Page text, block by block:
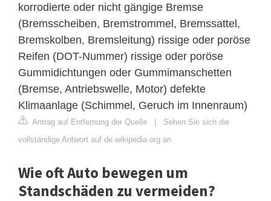
korrodierte oder nicht gängige Bremse
(Bremsscheiben, Bremstrommel, Bremssattel,
Bremskolben, Bremsleitung) rissige oder poröse
Reifen (DOT-Nummer) rissige oder poröse
Gummidichtungen oder Gummimanschetten
(Bremse, Antriebswelle, Motor) defekte
Klimaanlage (Schimmel, Geruch im Innenraum)
Antrag auf Entfernung der Quelle | Sehen Sie sich die
vollständige Antwort auf de.wikipedia.org an
Wie oft Auto bewegen um
Standschäden zu vermeiden?